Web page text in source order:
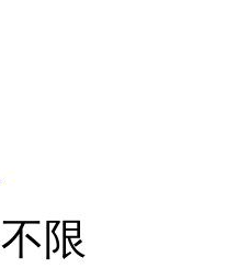
不限